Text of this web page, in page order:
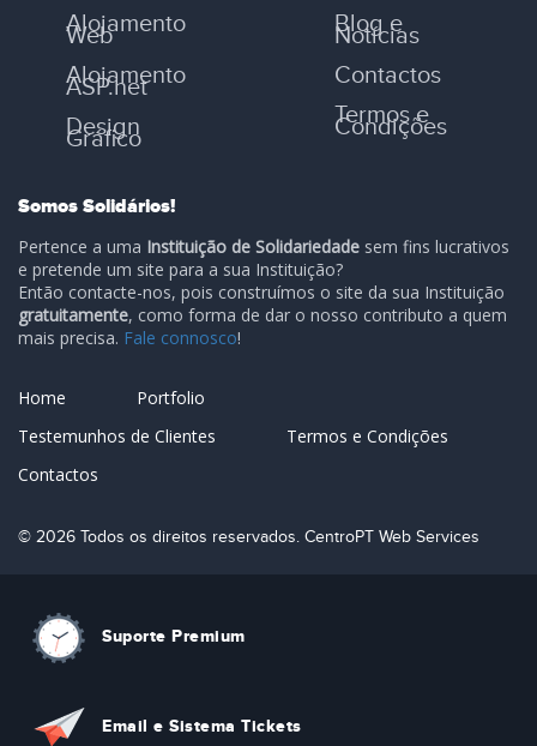
Alojamento
Web
Alojamento
ASP.net
Design
Gráfico
Blog e
Notícias
Contactos
Termos e
Condições
Somos Solidários!
Pertence a uma Instituição de Solidariedade sem fins lucrativos
e pretende um site para a sua Instituição?
Então contacte-nos, pois construímos o site da sua Instituição
gratuitamente, como forma de dar o nosso contributo a quem
mais precisa. Fale connosco!
Home
Portfolio
Testemunhos de Clientes
Termos e Condições
Contactos
© 2026 Todos os direitos reservados. CentroPT Web Services
Suporte Premium
Email e Sistema Tickets